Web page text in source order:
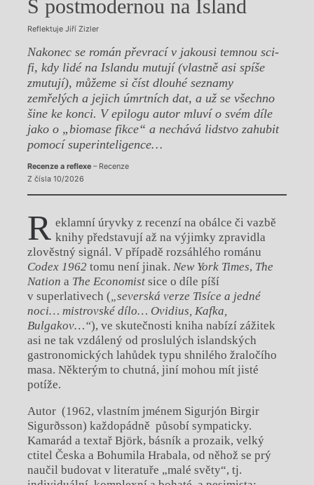
S postmodernou na Island
Reflektuje Jiří Zizler
Nakonec se román převrací v jakousi temnou sci-
fi, kdy lidé na Islandu mutují (vlastně asi spíše
zmutují), můžeme si číst dlouhé seznamy
zemřelých a jejich úmrtních dat, a už se všechno
šine ke konci. V epilogu autor mluví o svém díle
jako o „biomase fikce“ a nechává lidstvo zahubit
pomocí superinteligence…
Recenze a reflexe– Recenze
Z čísla 10/2026
R eklamní úryvky z recenzí na obálce či vazbě
knihy představují až na výjimky zpravidla
zlověstný signál. V případě rozsáhlého románu
Codex 1962 tomu není jinak. New York Times, The
Nation a The Economistsice o díle píší
v superlativech ( „severská verze Tisíce a jedné
noci… mistrovské dílo… Ovidius, Kafka,
Bulgakov…“), ve skutečnosti kniha nabízí zážitek
asi ne tak vzdálený od proslulých islandských
gastronomických lahůdek typu shnilého žraločího
masa. Některým to chutná, jiní mohou mít jisté
potíže.
Autor (1962, vlastním jménem Sigurjón Birgir
Sigurðsson) každopádně působí sympaticky.
Kamarád a textař Björk, básník a prozaik, velký
ctitel Česka a Bohumila Hrabala, od něhož se prý
naučil budovat v literatuře „malé světy“, tj.